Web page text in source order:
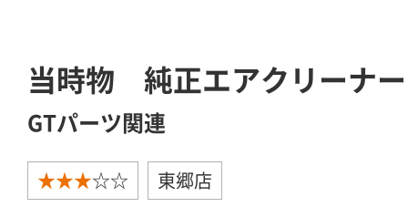
当時物 純正エアクリー
GTパーツ関連
★★★☆☆ 東郷店